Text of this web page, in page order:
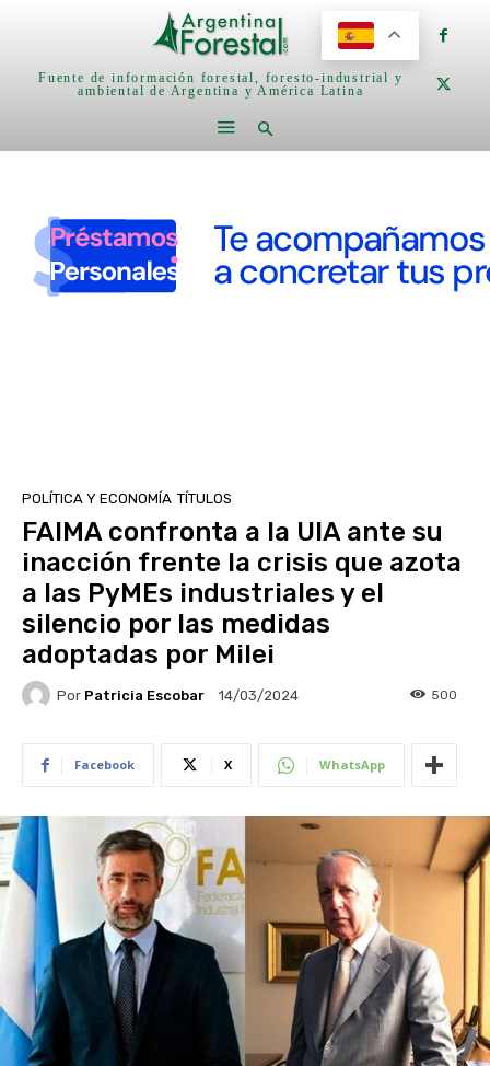
Fuente de información forestal, foresto-industrial y
ambiental de Argentina y América Latina
POLÍTICA Y ECONOMÍA TÍTULOS
FAIMA confronta a la UIA ante su
inacción frente la crisis que azota
a las PyMEs industriales y el
silencio por las medidas
adoptadas por Milei
Por Patricia Escobar 14/03/2024 500
Facebook X WhatsApp